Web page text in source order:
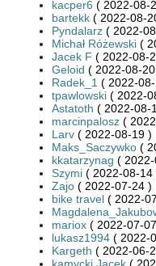
kacper6 ( 2022-08-
bartekk ( 2022-08-
Pyndalarz ( 2022-
Michał Różewski (
Jacek F ( 2022-08-
Geloid ( 2022-08-
Radek_1 ( 2022-
tpawlowski ( 2022-
Astatoth ( 2022-08-
marcinpalosz (
Larv ( 2022-08-19 )
Maks_Saczywko (
kkatarzynag (
Szymi ( 2022-08-14
Zajo ( 2022-07-24 )
bike travel ( 2022-
mariox ( 2022-07-
lukasz1994 ( 2022-
Kargeth ( 2022-06-
kamycki Jacek (